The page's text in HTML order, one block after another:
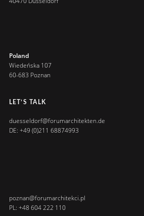
Poland
Wiedeńska 107
60-683 Poznan
LET’S TALK
duesseldorf@forumarchitekten.de
DE: +49 (0)211 68874993
poznan@forumarchitekci.pl
PL: +48 604 222 110